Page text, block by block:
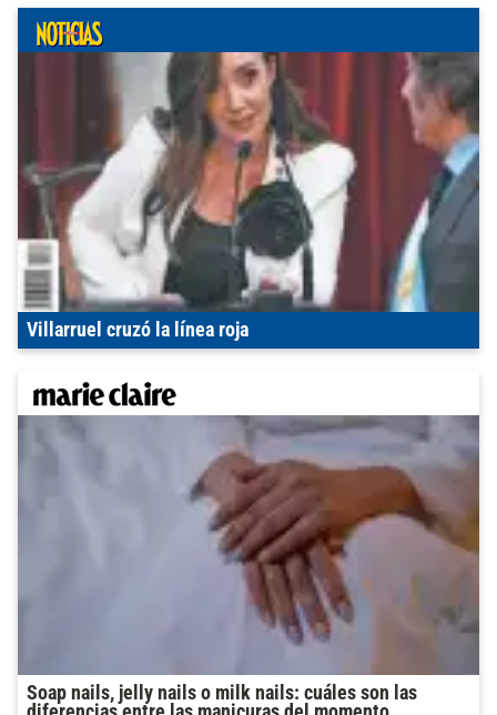
Villarruel cruzó la línea roja
Soap nails, jelly nails o milk nails: cuáles son las